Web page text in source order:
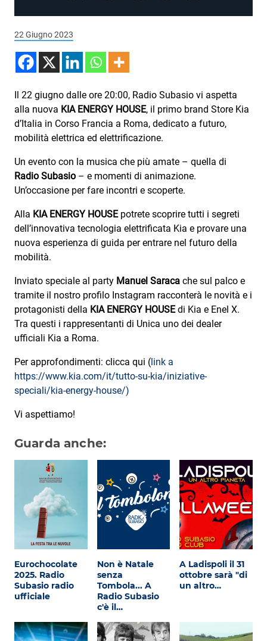
Radio Subasio
Radio Subasio +
Radio Subasio Disco Club
Radio Suby
Subasio Collection
Subasio Per Un’Ora D’Amore
Video
Foto
Speciali
Oroscopo
Radio Subasio Music Club
Sanremo 2026
News
Musica
Cultura
Attualità
22 Giugno 2023
Il 22 giugno dalle ore 20:00, Radio Subasio vi aspetta
alla nuova KIA ENERGY HOUSE, il primo brand Store Kia
d’Italia in Corso Francia a Roma, dedicato a futuro,
mobilità elettrica ed elettrificazione.
Un evento con la musica che più amate – quella di
Radio Subasio – e momenti di animazione.
Un’occasione per fare incontri e scoperte.
Alla KIA ENERGY HOUSEpotrete scoprire tutti i segreti
dell’innovativa tecnologia elettrificata Kia e provare una
nuova esperienza di guida per entrare nel futuro della
mobilità.
Inviato speciale al party Manuel Saraca che sul palco e
tramite il nostro profilo Instagram racconterà le novità e i
protagonisti della KIA ENERGY HOUSEdi Kia e Enel X.
Tra questi i rappresentanti di Unica uno dei dealer
ufficiali Kia a Roma.
Per approfondimenti: clicca qui (link a
https://www.kia.com/it/tutto-su-kia/iniziative-
speciali/kia-energy-house/)
Vi aspettiamo!
Guarda anche:
Eurochocolate
2025. Radio
Subasio radio
ufficiale
Non è Natale
senza
Tombola... A
Radio Subasio
c'è il…
A Ladispoli il 31
ottobre sarà "di
un altro…